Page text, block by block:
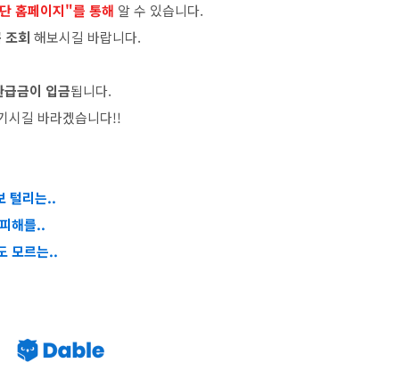
홈페이지"를 통해 알 수 있습니다.
조회 해보시길 바랍니다.
금이 입금됩니다.
시길 바라겠습니다!!
털리는..
해를..
모르는..